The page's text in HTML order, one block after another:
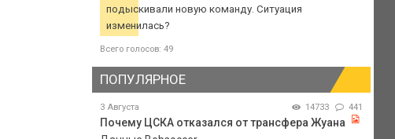
подыскивали новую команду. Ситуация
изменилась?
Всего голосов: 49
ПОПУЛЯРНОЕ
3 Августа 14733 441
Почему ЦСКА отказался от трансфера Жуана